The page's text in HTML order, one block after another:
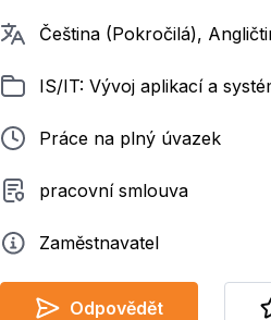
Požadované jazyky
Čeština (Pokročilá),
ZařazenoIS/IT: Vývoj aplikací a
Typ pracovního poměru
Práce na plný úvazek
Typ smluvního vztahu
pracovní smlouva
ZadavatelZaměstnavatel
Odpovědět